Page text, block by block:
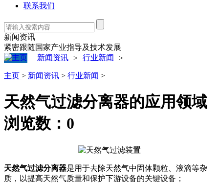
联系我们
新闻资讯
紧密跟随国家产业指导及技术发展
新闻资讯 > 行业新闻 >
主页 > 新闻资讯 > 行业新闻 >
天然气过滤分离器的应用领域
浏览数： 0
天然气过滤分离器是用于去除天然气中固体颗粒、液滴等杂
质，以提高天然气质量和保护下游设备的关键设备；